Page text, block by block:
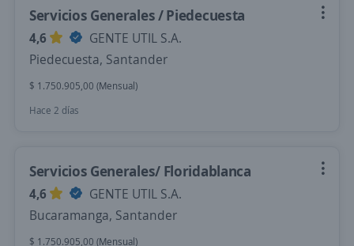
Servicios Generales / Piedecuesta
4,6
GENTE UTIL S.A.
Piedecuesta, Santander
$ 1.750.905,00 (Mensual)
Hace 2 días
Servicios Generales/ Floridablanca
4,6
GENTE UTIL S.A.
Bucaramanga, Santander
$ 1.750.905,00 (Mensual)